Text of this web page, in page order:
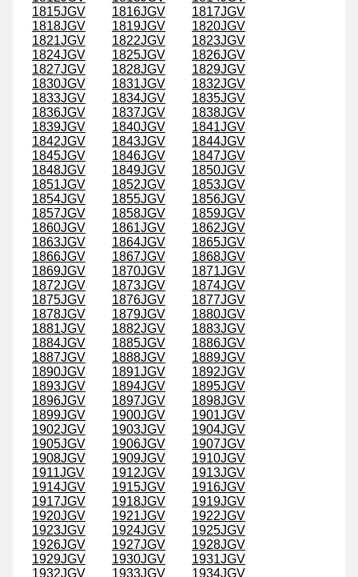
1815JGV
1816JGV
1817JGV
1818JGV
1819JGV
1820JGV
1821JGV
1822JGV
1823JGV
1824JGV
1825JGV
1826JGV
1827JGV
1828JGV
1829JGV
1830JGV
1831JGV
1832JGV
1833JGV
1834JGV
1835JGV
1836JGV
1837JGV
1838JGV
1839JGV
1840JGV
1841JGV
1842JGV
1843JGV
1844JGV
1845JGV
1846JGV
1847JGV
1848JGV
1849JGV
1850JGV
1851JGV
1852JGV
1853JGV
1854JGV
1855JGV
1856JGV
1857JGV
1858JGV
1859JGV
1860JGV
1861JGV
1862JGV
1863JGV
1864JGV
1865JGV
1866JGV
1867JGV
1868JGV
1869JGV
1870JGV
1871JGV
1872JGV
1873JGV
1874JGV
1875JGV
1876JGV
1877JGV
1878JGV
1879JGV
1880JGV
1881JGV
1882JGV
1883JGV
1884JGV
1885JGV
1886JGV
1887JGV
1888JGV
1889JGV
1890JGV
1891JGV
1892JGV
1893JGV
1894JGV
1895JGV
1896JGV
1897JGV
1898JGV
1899JGV
1900JGV
1901JGV
1902JGV
1903JGV
1904JGV
1905JGV
1906JGV
1907JGV
1908JGV
1909JGV
1910JGV
1911JGV
1912JGV
1913JGV
1914JGV
1915JGV
1916JGV
1917JGV
1918JGV
1919JGV
1920JGV
1921JGV
1922JGV
1923JGV
1924JGV
1925JGV
1926JGV
1927JGV
1928JGV
1929JGV
1930JGV
1931JGV
1932JGV
1933JGV 1934JGV